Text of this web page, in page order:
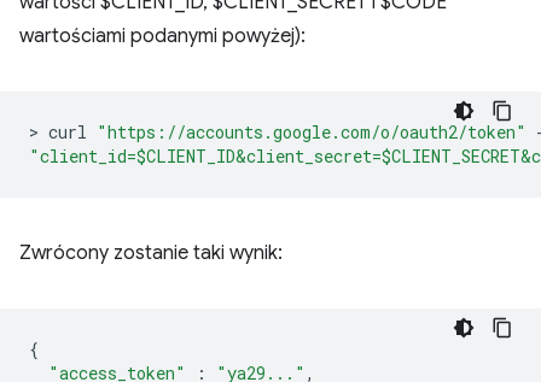
wartościami podanymi powyżej):
> curl "https://accounts.google.com/o/oauth2/token"
Zwrócony zostanie taki wynik:
{
"access_token"
: "ya29..." ,